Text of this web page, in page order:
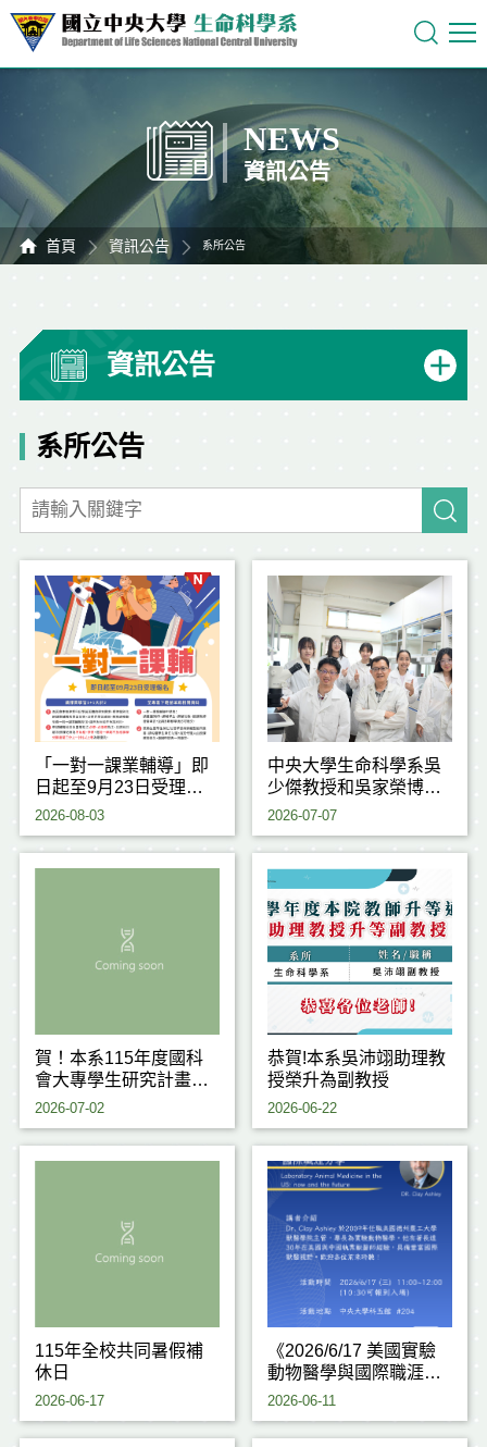
NEWS
資訊公告
首頁 資訊公告 系所公告
資訊公告
系所公告
「一對一課業輔導」即
日起至9月23日受理申
請
2026-08-03
中央大學生命科學系吳
少傑教授和吳家榮博士
研究團隊，成功揭開植
關鍵機制，研究成果刊
登於國際期刊《Journal
of Experimental
Botany》
2026-07-07
賀！本系115年度國科
會大專學生研究計畫通
過6件！
2026-07-02
恭賀!本系吳沛翊助理教
授榮升為副教授
2026-06-22
115年全校共同暑假補
休日
2026-06-17
《2026/6/17 美國實驗
動物醫學與國際職涯分
享》
2026-06-11